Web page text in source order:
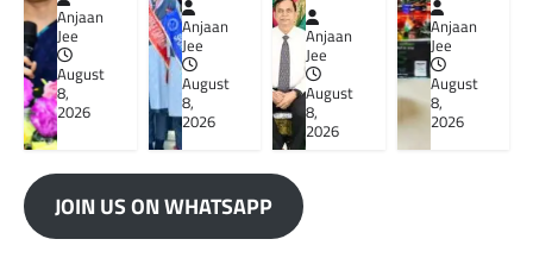
Anjaan
Jee
August
8,
2026
Anjaan
Jee
August
8,
2026
Anjaan
Jee
August
8,
2026
Anjaan
Jee
August
8,
2026
JOIN US ON WHATSAPP